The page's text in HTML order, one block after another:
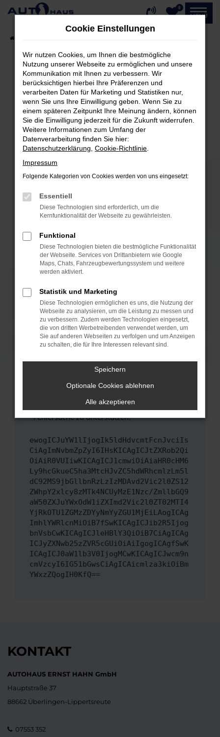
Zum
0
MENÜ
Fehler: Network Error
Beim Laden ist ein Fehler aufgetreten.
Hier sind ein paar Tipps, die dir helfen können:
Überprüfe deine Firewall und deine
Internetverbindung.
Laden andere Webseiten, zum Beispiel deine
Suchmaschine?
Prüfe deine Browsererweiterungen.
können das Laden bestimmter Seiten
verhindern. Funktioniert die Seite in einem
anderen Browser oder in einem privaten
Fenster?
Starte dein Gerät neu.
Das kann manchmal helfen, vorübergehende
Probleme zu beheben.
Betriebssystem auf dem neuesten Stand
sind.
Veraltete Software birgt nicht nur ein
Sicherheitsrisiko, sondern kann auch dazu
führen, dass bestimmte Funktionen nicht mehr
unterstützt werden.
Wende dich an den Webseitenbetreiber.
Wenn du alle oben genannten Schritte versucht
hast, kontaktiere uns bitte. Wir werden
uns diesen Text schicken, um uns bei der
Fehlersuche zu unterstützen:
ewogICJuYW1lIjogIk5ldHdvcmtFcnJvciIs
CiAgImNvbmZpZyI6IHsKICAgICJtZXRob2Qi
OiAiR0VUIiwKICAgICJ1cmwiOiAiaHR0cHM6
Ly9hcGkueC5ha3MtcHJvZC5hdWRhcmlzLm5l
dC92MS9jbGllbnRzLzIzMDAvd2Vic2l0ZS12
ZWhpY2xlcy8zMTk4NCUyMzE1Nzc/ZmllbGQ9
aW50ZXJuYWxOdW1iZXImd2Vic2l0ZT02MTI4
YjRkOTU1ZGMzZDYyNmYyZGU1MjEiLAogICAg
ImhlYWRlcnMiOiB7fSwKICAgICJib2R5Ijog
bnVsbCwKICAgICJleHBlY3QiOiB7CiAgICAg
ICJyZXNwb25zZVR5cGUiOiAiIgogICAgfSwK
ICAgICJ0aW1lb3V0IjogMCwKICAgICJwcm9n
cmVzcyI6IG51bGwsCiAgICAicmlza3kiOiBm
YWxzZQogIH0KfQ==
KONTAKT
AUTOHAUS ERNST HAHN GmbH
Hauptstraße 37
88662 Überlingen-Lippertsreute
07553 352
Cookie Einstellungen
Wir nutzen Cookies, um Ihnen die bestmögliche
Nutzung unserer Webseite zu ermöglichen und unsere
Kommunikation mit Ihnen zu verbessern. Wir
berücksichtigen hierbei Ihre Präferenzen und
verarbeiten Daten für Marketing und Statistiken nur,
wenn Sie uns Ihre Einwilligung geben. Wenn Sie zu
einem späteren Zeitpunkt Ihre Meinung ändern, können
Sie die Einwilligung jederzeit für die Zukunft widerrufen.
Weitere Informationen zum Umfang der
Datenverarbeitung finden Sie hier:
Datenschutzerklärung Cookie-Richtlinie
Impressum
Folgende Kategorien von Cookies werden von uns eingesetzt:
Essentiell
Diese Technologien sind erforderlich, um die
Kernfunktionalität der Webseite zu gewährleisten.
Funktional
Diese Technologien bieten die bestmögliche Funktionalität
der Webseite. Services von Drittanbietern wie Google
Maps, Chats, Fahrzeugbewertungssystem und weitere
werden aktiviert.
Statistik und Marketing
Diese Technologien ermöglichen es uns, die Nutzung der
Webseite zu analysieren, um die Leistung zu messen und
zu verbessern. Zudem werden Technologien eingesetzt,
die von dritten Werbetreibenden verwendet werden, um
Sie auf anderen Webseiten zu verfolgen und um Anzeigen
zu schalten, die für Ihre Interessen relevant sind.
Speichern
Optionale Cookies ablehnen
Alle akzeptieren